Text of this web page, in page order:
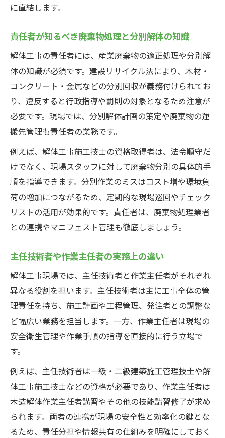
に直結します。
責任者が知るべき廃棄物処理と分別解体の知識
解体工事の責任者には、産業廃棄物の適正処理や分別解
体の知識が必須です。建設リサイクル法により、木材・
コンクリート・金属などの分別回収が義務付けられてお
り、違反すると行政指導や罰則の対象となるため注意が
必要です。現場では、分別解体計画の策定や廃棄物の運
搬先管理も責任者の業務です。
例えば、解体工事施工技士の資格取得者は、法令順守だ
けでなく、現場スタッフに対して廃棄物分別の具体的手
順を指導できます。分別作業のミスはコスト増や環境負
荷の増加につながるため、定期的な現場巡回やチェック
リストの活用が効果的です。責任者は、廃棄物処理業者
との連携やマニフェスト管理も徹底しましょう。
主任技術者や作業主任者の実務上の違い
解体工事現場では、主任技術者と作業主任者がそれぞれ
異なる役割を担います。主任技術者は主に工事全体の管
理責任を持ち、施工計画や工程管理、発注者との調整な
ど幅広い業務を担当します。一方、作業主任者は現場の
安全衛生管理や作業手順の指導を直接的に行う立場で
す。
例えば、主任技術者は一級・二級建築施工管理技士や解
体工事施工技士などの資格が必要であり、作業主任者は
木造解体作業主任者講習やその他の技能講習修了が求め
られます。両者の連携が現場の安全性と効率化の鍵とな
るため、責任分担や情報共有の仕組みを明確にしておく